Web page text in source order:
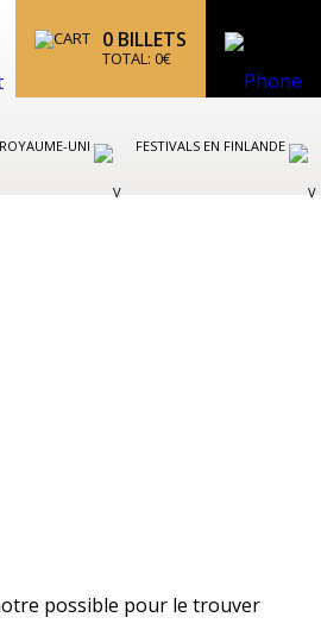
0 BILLETS
TOTAL: 0€
UNI FESTIVALS EN FINLANDE
possible pour le trouver